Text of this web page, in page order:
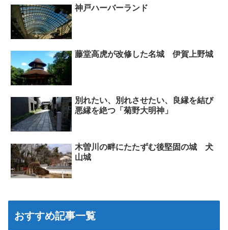
神戸ハーバーランド
藤堂高虎が改修した名城 伊賀上野城
別れたい、別れさせたい、良縁を結び
悪縁を絶つ「菊野大明神」
木曽川の畔にたたずむ後堅固の城 犬
山城
おすすめ記事一覧